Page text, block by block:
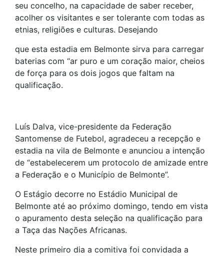
seu concelho, na capacidade de saber receber,
acolher os visitantes e ser tolerante com todas as
etnias, religiões e culturas. Desejando
que esta estadia em Belmonte sirva para carregar
baterias com “ar puro e um coração maior, cheios
de força para os dois jogos que faltam na
qualificação.
Luís Dalva, vice-presidente da Federação
Santomense de Futebol, agradeceu a recepção e
estadia na vila de Belmonte e anunciou a intenção
de “estabelecerem um protocolo de amizade entre
a Federação e o Município de Belmonte”.
O Estágio decorre no Estádio Municipal de
Belmonte até ao próximo domingo, tendo em vista
o apuramento desta seleção na qualificação para
a Taça das Nações Africanas.
Neste primeiro dia a comitiva foi convidada a